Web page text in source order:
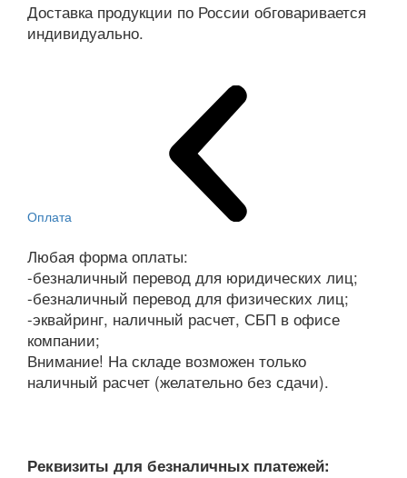
Доставка продукции по России обговаривается
индивидуально.
Оплата
Любая форма оплаты:
-безналичный перевод для юридических лиц;
-безналичный перевод для физических лиц;
-эквайринг, наличный расчет, СБП в офисе
компании;
Внимание! На складе возможен только
наличный расчет (желательно без сдачи).
Реквизиты для безналичных платежей: